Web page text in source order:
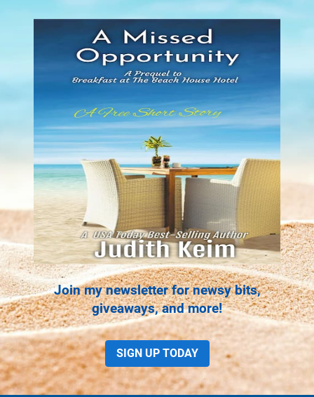
Join my newsletter for newsy bits,
giveaways, and more!
SIGN UP TODAY